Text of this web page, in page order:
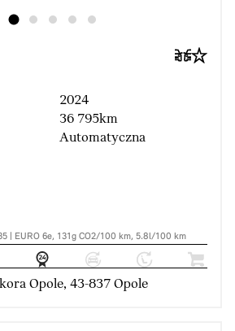
2024
36 795km
Automatyczna
| EURO 6e, 131g CO2/100 km, 5.8l/100 km
Opole, 43-837 Opole